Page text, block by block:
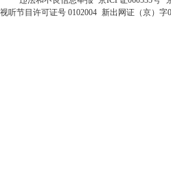
听节目许可证号 0102004 新出网证（京）